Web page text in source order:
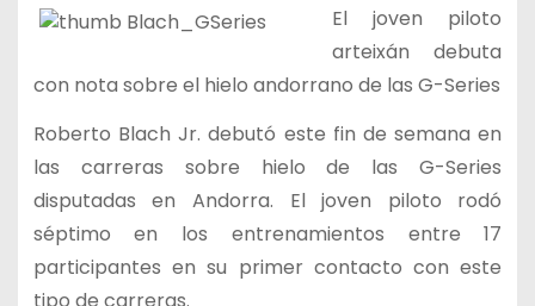
El joven piloto
arteixán debuta
con nota sobre el hielo andorrano de las G-Series
Roberto Blach Jr. debutó este fin de semana en
las carreras sobre hielo de las G-Series
disputadas en Andorra. El joven piloto rodó
séptimo en los entrenamientos entre 17
participantes en su primer contacto con este